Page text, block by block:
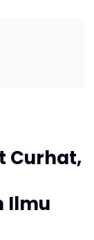
Curhat,
Ilmu